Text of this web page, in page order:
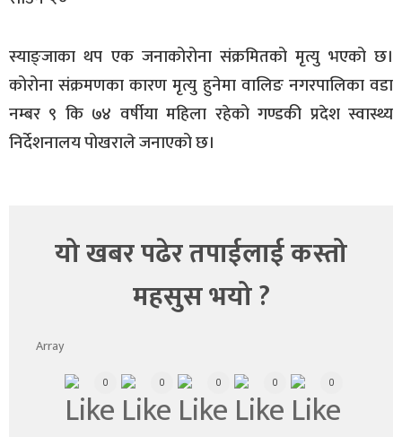
स्याङ्जाका थप एक जनाकोरोना संक्रमितको मृत्यु भएको छ।
कोरोना संक्रमणका कारण मृत्यु हुनेमा वालिङ नगरपालिका वडा
नम्बर ९ कि ७४ वर्षीया महिला रहेको गण्डकी प्रदेश स्वास्थ्य
निर्देशनालय पोखराले जनाएको छ।
यो खबर पढेर तपाईलाई कस्तो
महसुस भयो ?
Array
0 0 0 0 0